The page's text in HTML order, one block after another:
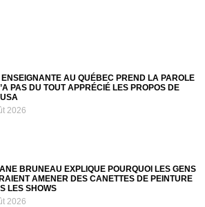
AU QUÉBEC PREND LA PAROLE
PAS DU TOUT APPRÉCIÉ LES PROPOS DE
2026
BRUNEAU EXPLIQUE POURQUOI LES GENS
AMENER DES CANETTES DE PEINTURE
LES SHOWS
2026